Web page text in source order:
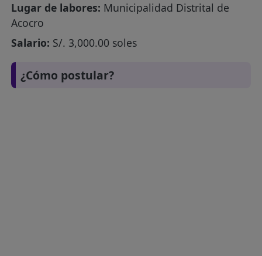
Lugar de labores: Municipalidad Distrital de
Acocro
Salario: S/. 3,000.00 soles
¿Cómo postular?